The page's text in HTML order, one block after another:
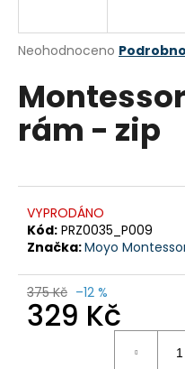
Průměrné
produktu
je
Neohodnoceno
rám - zip
VYPRODÁNO
Kód: PRZ0035_P009
Značka:Moyo
375 Kč –12 %
329 Kč
j
t
?
D
o
p